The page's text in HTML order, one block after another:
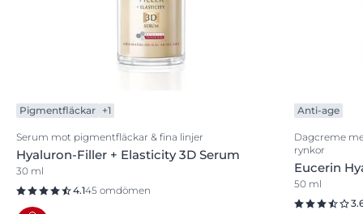
Pigmentfläckar +1
Serum mot pigmentfläckar & fina linjer
Hyaluron-Filler + Elasticity 3D Serum
30 ml
4.145 omdömen
Anti-age
Dagcreme
rynkor
Eucerin
50 ml